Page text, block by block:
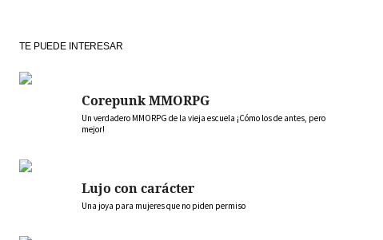
TE PUEDE INTERESAR
Corepunk MMORPG
Un verdadero MMORPG de la vieja escuela ¡Cómo los de antes, pero
mejor!
Lujo con carácter
Una joya para mujeres que no piden permiso